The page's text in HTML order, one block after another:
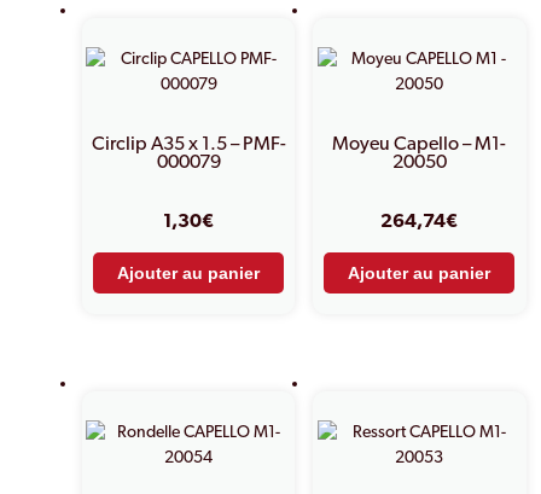
Circlip A35 x 1.5 – PMF-
000079
1,30€
Ajouter au panier
Moyeu Capello – M1-
20050
264,74€
Ajouter au panier